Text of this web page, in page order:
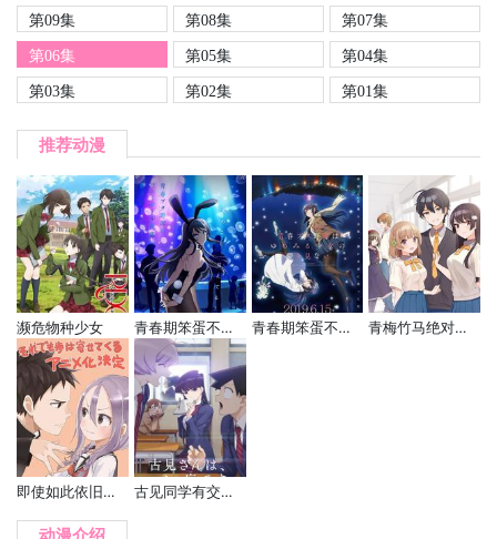
第09集
第08集
第07集
第06集
第05集
第04集
第03集
第02集 第01集
推荐动漫
濒危物种少女 青春期笨蛋不做兔女郎学姐的梦 青春期笨蛋不做怀梦少女的梦 青梅竹马绝对不会输的恋爱喜剧
即使如此依旧步步进逼 古见同学有交流障碍症
动漫介绍